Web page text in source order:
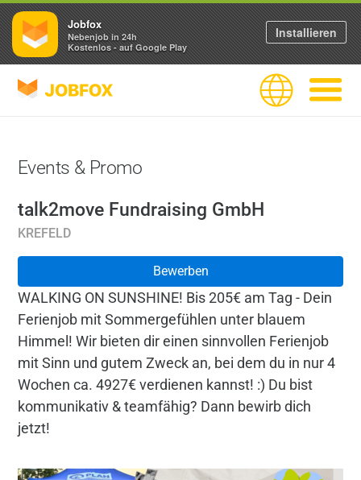
JOBFOX Sprache
Events & Promo
talk2move Fundraising GmbH
KREFELD
Bewerben
WALKING ON SUNSHINE! Bis 205€ am Tag - Dein
Ferienjob mit Sommergefühlen unter blauem
Himmel! Wir bieten dir einen sinnvollen Ferienjob
mit Sinn und gutem Zweck an, bei dem du in nur 4
Wochen ca. 4927€ verdienen kannst! :) Du bist
kommunikativ & teamfähig? Dann bewirb dich
jetzt!
Jobfox
Nebenjob in 24h
Kostenlos - auf Google Play
Installieren